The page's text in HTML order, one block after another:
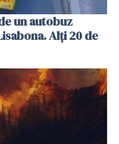
un autobuz
Alți 20 de